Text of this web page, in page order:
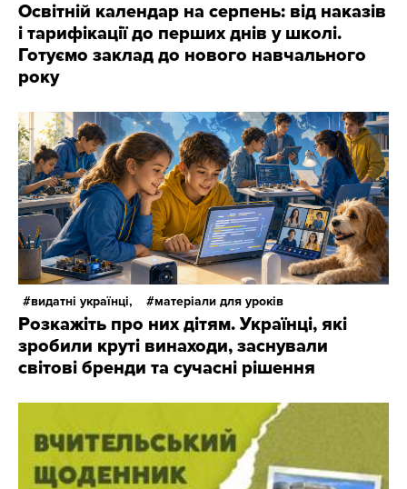
Освітній календар на серпень: від наказів
і тарифікації до перших днів у школі.
Готуємо заклад до нового навчального
року
видатні українці, матеріали для уроків
Розкажіть про них дітям. Українці, які
зробили круті винаходи, заснували
світові бренди та сучасні рішення